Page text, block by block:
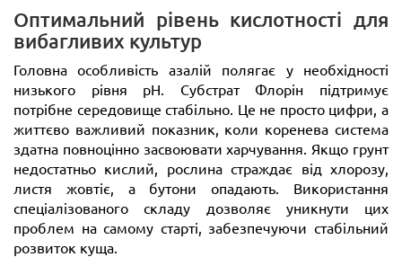
Оптимальний рівень кислотності для
вибагливих культур
Головна особливість азалій полягає у необхідності
низького рівня pH. Субстрат Флорін підтримує
потрібне середовище стабільно. Це не просто цифри, а
життєво важливий показник, коли коренева система
здатна повноцінно засвоювати харчування. Якщо грунт
недостатньо кислий, рослина страждає від хлорозу,
листя жовтіє, а бутони опадають. Використання
спеціалізованого складу дозволяє уникнути цих
проблем на самому старті, забезпечуючи стабільний
розвиток куща.